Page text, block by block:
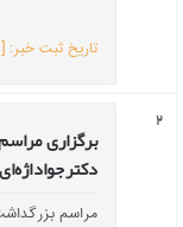
تاریخ ثبت خبر:
[
2
برگزاری
دکتر جواد
مراسم